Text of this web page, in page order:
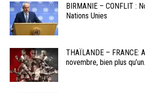
BIRMANIE – CONFLIT :
Nations Unies
THAÏLANDE – FRANCE:
novembre, bien plus